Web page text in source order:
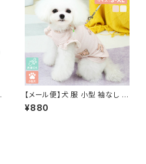
【メール便】犬 服 小型 袖なし 肩
フリル トップス リードリング付き
凹凸生地 裏面 蒸れにくい／pe
¥880